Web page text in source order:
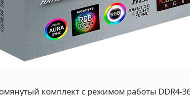
комплект с режимом работы DDR4-